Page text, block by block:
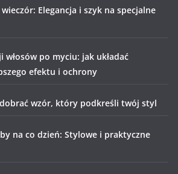
Elegancja i szyk na specjalne
włosów po myciu: jak układać
efektu i ochrony
wzór, który podkreśli twój styl
na co dzień: Stylowe i praktyczne